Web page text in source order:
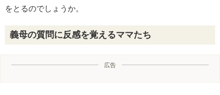
をとるのでしょうか。
義母の質問に反感を覚えるママたち
広告